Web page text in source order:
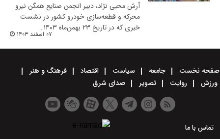
آرش محبی‌ نژاد، دبیر انجمن صنایع همگن نیرو
محرکه و قطعه‌سازی خودرو کشور در نشست
خبری که در تاریخ ۲۳ بهمن‌ماه ۱۴۰۳…
۰۷ اسفند ۱۴۰۳
صفحه نخست جامعه سیاست اقتصاد
فرهنگ و هنر
ورزش
روایت تصویر صدای شرق
تماس با ما